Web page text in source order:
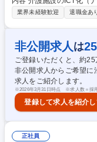
ンフラ整備の側面から支
設におけるLAN配線やネ
コントロールをお任せし
ブコン等）を束ねてプロ
は1～2週間が中心で、施
ます。冷暖房完備の屋内
負担が少なく快適に業務を進行できる
理】SOMPOグループの
業界未経験歓迎 退職金あ
非公開求人 は25
ご登録いただくと、約25
非公開求人からご希望に
求人をご紹介します。
※2026年3月31日時点 ※求人数＝採
登録して求人を紹介し
正社員